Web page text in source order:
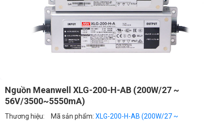
Nguồn Meanwell XLG-200-H-AB (200W/27 ~
56V/3500~5550mA)
Thương hiệu: Mã sản phẩm: XLG-200-H-AB (200W/27 ~